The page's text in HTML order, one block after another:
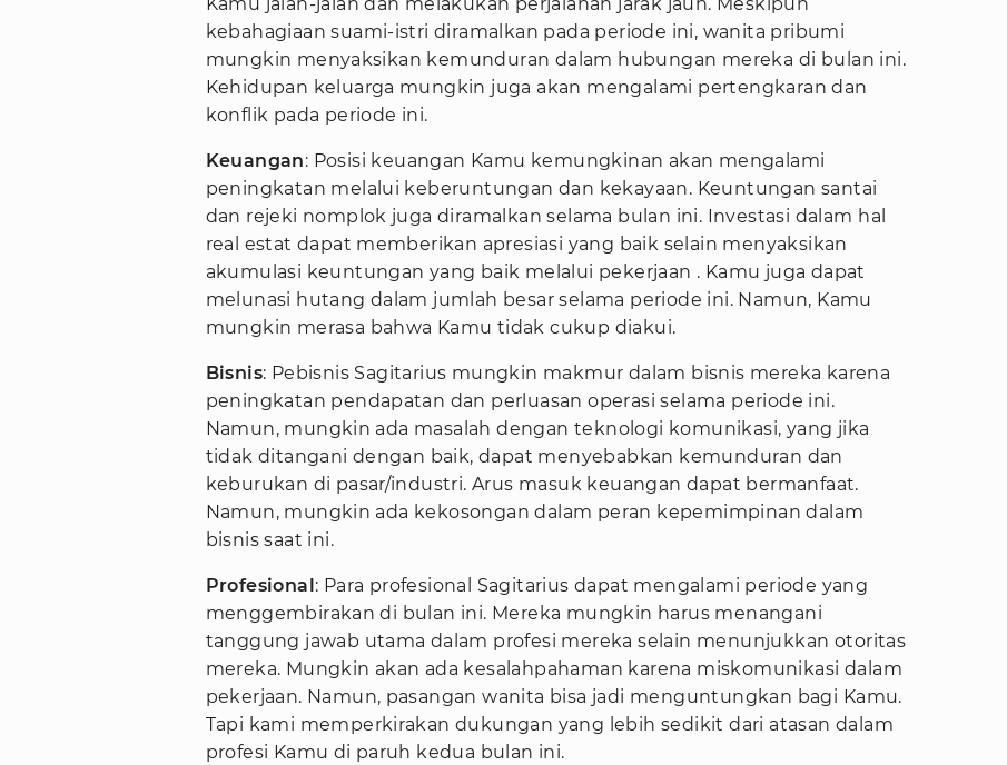
Kamu jalan-jalan dan melakukan perjalanan jarak jauh. Meskipun
kebahagiaan suami-istri diramalkan pada periode ini, wanita pribumi
mungkin menyaksikan kemunduran dalam hubungan mereka di bulan ini.
Kehidupan keluarga mungkin juga akan mengalami pertengkaran dan
konflik pada periode ini.
Keuangan: Posisi keuangan Kamu kemungkinan akan mengalami
peningkatan melalui keberuntungan dan kekayaan. Keuntungan santai
dan rejeki nomplok juga diramalkan selama bulan ini. Investasi dalam hal
real estat dapat memberikan apresiasi yang baik selain menyaksikan
akumulasi keuntungan yang baik melalui pekerjaan . Kamu juga dapat
melunasi hutang dalam jumlah besar selama periode ini. Namun, Kamu
mungkin merasa bahwa Kamu tidak cukup diakui.
Bisnis: Pebisnis Sagitarius mungkin makmur dalam bisnis mereka karena
peningkatan pendapatan dan perluasan operasi selama periode ini.
Namun, mungkin ada masalah dengan teknologi komunikasi, yang jika
tidak ditangani dengan baik, dapat menyebabkan kemunduran dan
keburukan di pasar/industri. Arus masuk keuangan dapat bermanfaat.
Namun, mungkin ada kekosongan dalam peran kepemimpinan dalam
bisnis saat ini.
Profesional : Para profesional Sagitarius dapat mengalami periode yang
menggembirakan di bulan ini. Mereka mungkin harus menangani
tanggung jawab utama dalam profesi mereka selain menunjukkan otoritas
mereka. Mungkin akan ada kesalahpahaman karena miskomunikasi dalam
pekerjaan. Namun, pasangan wanita bisa jadi menguntungkan bagi Kamu.
Tapi kami memperkirakan dukungan yang lebih sedikit dari atasan dalam
profesi Kamu di paruh kedua bulan ini.